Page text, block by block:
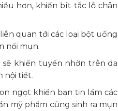
hơn, khiến bít tắc lỗ chân
quan tới các loại bột uống
nổi mụn.
khiến tuyến nhờn trên da
nội tiết.
ngọt khiến bạn tin lầm các
mỹ phẩm cũng sinh ra mụn